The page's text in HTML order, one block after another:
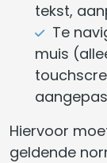
tekst,
Te
muis
Hiervoor
geldende